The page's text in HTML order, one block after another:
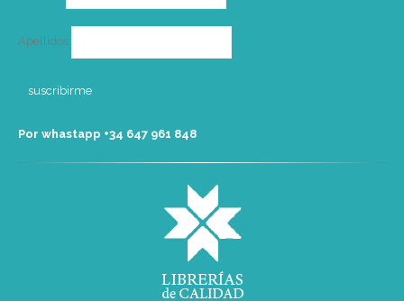
Apellidos
Por whastapp +34 ‭647 961 848‬